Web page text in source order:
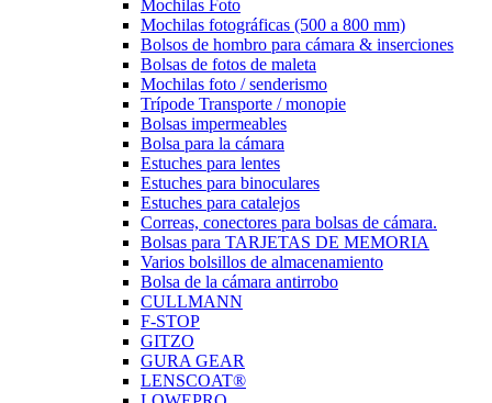
Mochilas Foto
Mochilas fotográficas (500 a 800 mm)
Bolsos de hombro para cámara & inserciones
Bolsas de fotos de maleta
Mochilas foto / senderismo
Trípode Transporte / monopie
Bolsas impermeables
Bolsa para la cámara
Estuches para lentes
Estuches para binoculares
Estuches para catalejos
Correas, conectores para bolsas de cámara.
Bolsas para TARJETAS DE MEMORIA
Varios bolsillos de almacenamiento
Bolsa de la cámara antirrobo
CULLMANN
F-STOP
GITZO
GURA GEAR
LENSCOAT®